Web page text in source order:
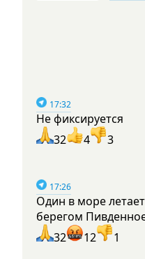
17:32
Не фиксируется
32
4 3
17:26
Один в море
берегом
32
12 1